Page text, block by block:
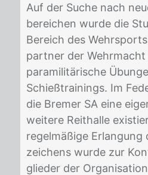
Auf der Su­che nach
be­rei­chen wur­de die
Be­reich des
part­ner der
pa­ra­mi­li­tä­ri­sche
Schieß­trai­nings. Im
die Bre­mer SA eine
wei­te­re Reit­hal­le
re­gel­mä­ßi­ge
zei­chens wur­de zur
glie­der der